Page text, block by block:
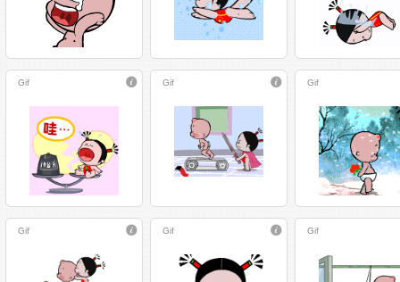
Gif Gif Gif
Gif Gif Gif